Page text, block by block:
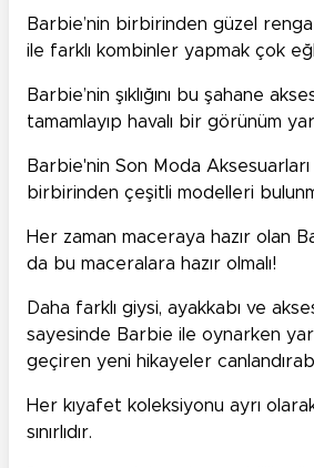
Barbie’nin birbirinden güzel
ile farklı kombinler yapmak çok
Barbie’nin şıklığını bu şahane
tamamlayıp havalı bir görünüm
Barbie'nin Son Moda Aksesuarları
birbirinden çeşitli modelleri
Her zaman maceraya hazır olan
da bu maceralara hazır olmalı!
Daha farklı giysi, ayakkabı ve
sayesinde Barbie ile oynarken
geçiren yeni hikayeler
Her kıyafet koleksiyonu ayrı
sınırlıdır.